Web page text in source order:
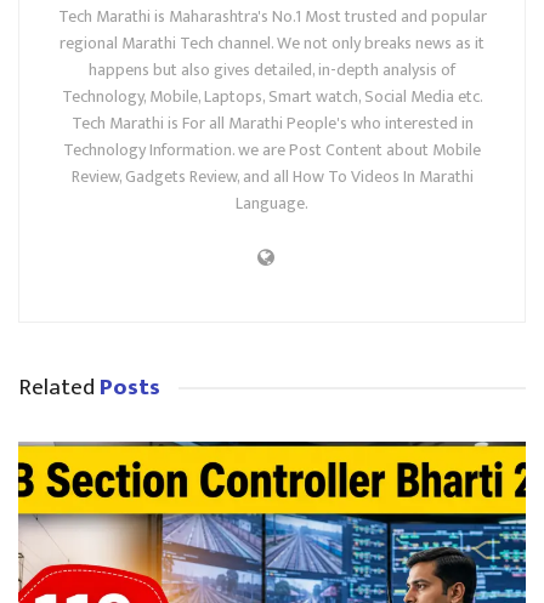
Tech Marathi is Maharashtra's No.1 Most trusted and popular
regional Marathi Tech channel. We not only breaks news as it
happens but also gives detailed, in-depth analysis of
Technology, Mobile, Laptops, Smart watch, Social Media etc.
Tech Marathi is For all Marathi People's who interested in
Technology Information. we are Post Content about Mobile
Review, Gadgets Review, and all How To Videos In Marathi
Language.
RelatedPosts